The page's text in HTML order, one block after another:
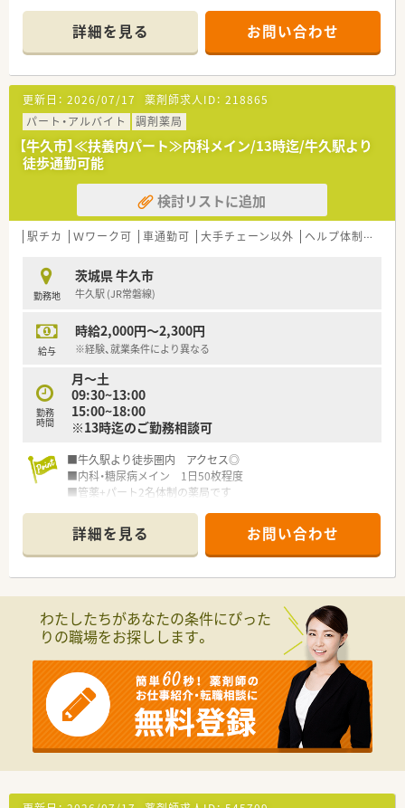
ほど応需している調剤薬局です。
■薬剤師は常勤1名とパート2名、事務員2名の体制で、協力しな
がら日々の業務を行っています。
【募集背景と求める人物像について】
■現在は欠員補充のための募集を行っており、即戦力として活躍
できる方を急募で探しています。
■家族経営ならではの柔軟な対応が可能であり、長く安定して働
きたいという方を歓迎しています。
■周囲と協調性を持ちながら、良好な人間関係の中で働きたい方
に最適な職場環境と言えます。
【求人情報について】
■年収は経験や年齢を考慮の上決定されますが、最大で600万円
■年間休日は120日以上確保されており、日祝に加えて平日1日
の休みがある週休2日制です。
■未経験の方やブランクがある方の応募も歓迎しており、安心し
詳細を見る お問い合わせ
更新日： 2026/07/17 薬剤師求人ID： 218865
パート・アルバイト
調剤薬局
【牛久市】≪扶養内パート≫内科メイン/13時迄/牛久駅より
徒歩通勤可能
検討リストに追加
駅チカ Ｗワーク可 車通勤可 大手チェーン以外 ヘルプ体制充実
勤務地
茨城県 牛久市
牛久駅 (JR常磐線)
給与
時給2,000円～2,300円
※経験、就業条件により異なる
勤務
時間
月～土
09:30~13:00
15:00~18:00
※13時迄のご勤務相談可
■牛久駅より徒歩圏内 アクセス◎
■内科・糖尿病メイン 1日50枚程度
■管薬+パート2名体制の薬局です
詳細を見る お問い合わせ
わたしたちがあなたの条件にぴった
りの職場をお探しします。